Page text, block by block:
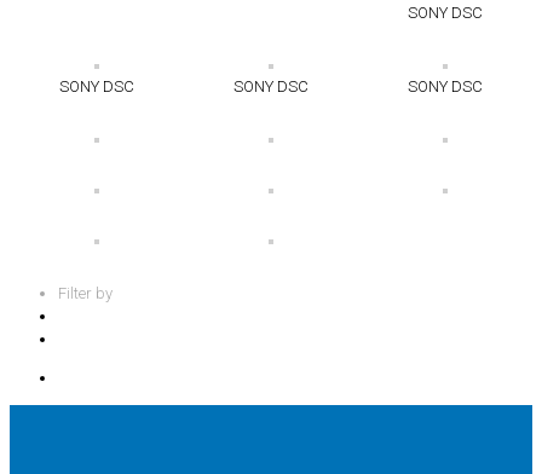
SONY DSC
SONY DSC SONY DSC SONY DSC
Filter by